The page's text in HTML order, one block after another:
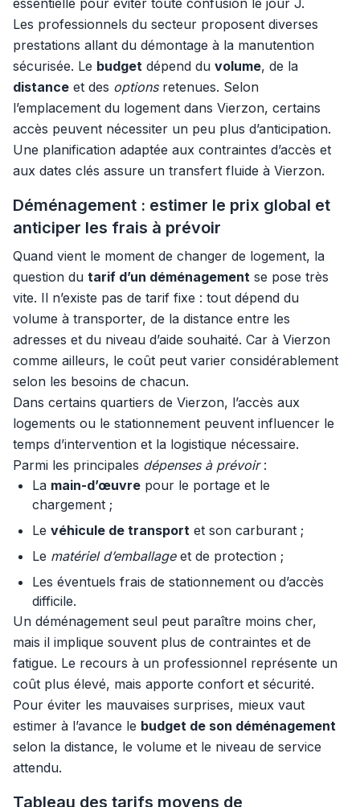
essentielle pour éviter toute confusion le jour J.
Les professionnels du secteur proposent diverses
prestations allant du démontage à la manutention
sécurisée. Le budget dépend du volume, de la
distance et des optionsretenues. Selon
l’emplacement du logement dans Vierzon, certains
accès peuvent nécessiter un peu plus d’anticipation.
Une planification adaptée aux contraintes d’accès et
aux dates clés assure un transfert fluide à Vierzon.
Déménagement : estimer le prix global et
anticiper les frais à prévoir
Quand vient le moment de changer de logement, la
question du tarif d’un déménagement se pose très
vite. Il n’existe pas de tarif fixe : tout dépend du
volume à transporter, de la distance entre les
adresses et du niveau d’aide souhaité. Car à Vierzon
comme ailleurs, le coût peut varier considérablement
selon les besoins de chacun.
Dans certains quartiers de Vierzon, l’accès aux
logements ou le stationnement peuvent influencer le
temps d’intervention et la logistique nécessaire.
Parmi les principales dépenses à prévoir:
La main-d’œuvre pour le portage et le
chargement ;
Le véhicule de transport et son carburant ;
Le matériel d’emballageet de protection ;
Les éventuels frais de stationnement ou d’accès
difficile.
Un déménagement seul peut paraître moins cher,
mais il implique souvent plus de contraintes et de
fatigue. Le recours à un professionnel représente un
coût plus élevé, mais apporte confort et sécurité.
Pour éviter les mauvaises surprises, mieux vaut
estimer à l’avance le budget de son déménagement
selon la distance, le volume et le niveau de service
attendu.
Tableau des tarifs moyens de